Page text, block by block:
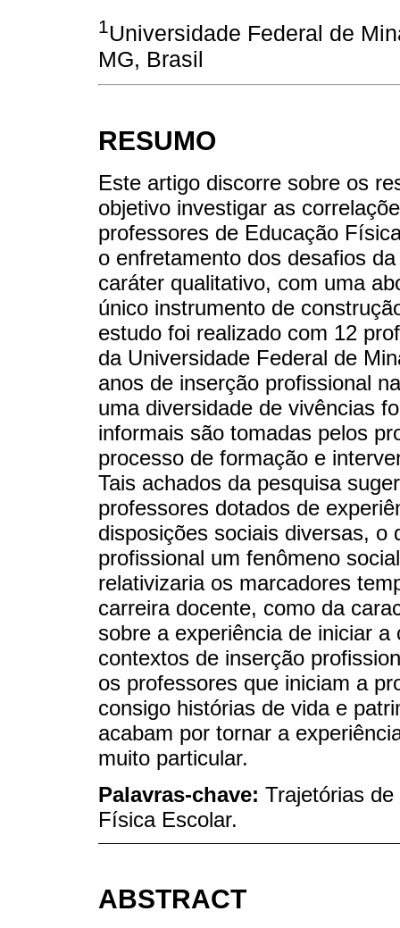
1 Universidade Federal de
MG, Brasil
RESUMO
Este artigo discorre sobre os
objetivo investigar as
professores de Educação
o enfretamento dos desafios
caráter qualitativo, com uma
único instrumento de
estudo foi realizado com 12
da Universidade Federal de
anos de inserção profissional
uma diversidade de vivências
informais são tomadas pelos
processo de formação e
Tais achados da pesquisa
professores dotados de
disposições sociais diversas, o
profissional um fenômeno
relativizaria os marcadores
carreira docente, como da
sobre a experiência de iniciar
contextos de inserção
os professores que iniciam a
consigo histórias de vida e
acabam por tornar a
muito particular.
Palavras-chave: Trajetórias
Física Escolar.
ABSTRACT